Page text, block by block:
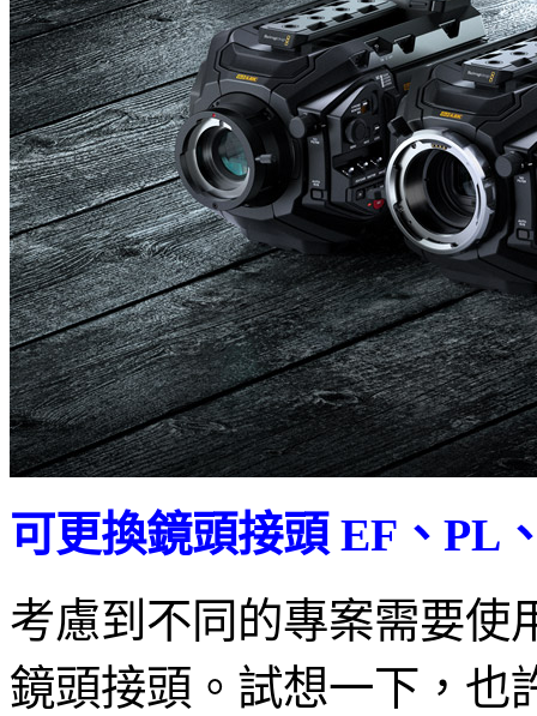
可更換鏡頭接頭 EF、PL
考慮到不同的專案需要使
鏡頭接頭。試想一下，也